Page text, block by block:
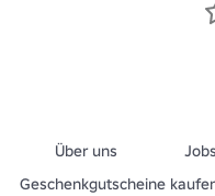
Über uns Jobs
Geschenkgutscheine